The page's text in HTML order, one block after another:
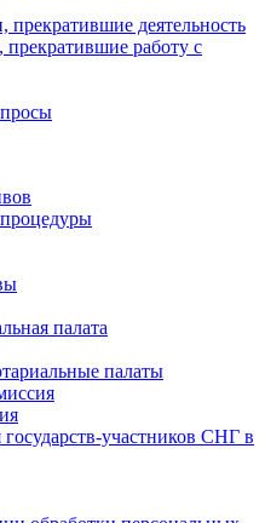
прекратившие деятельность
работу с
палата
палаты
государств-участников СНГ в